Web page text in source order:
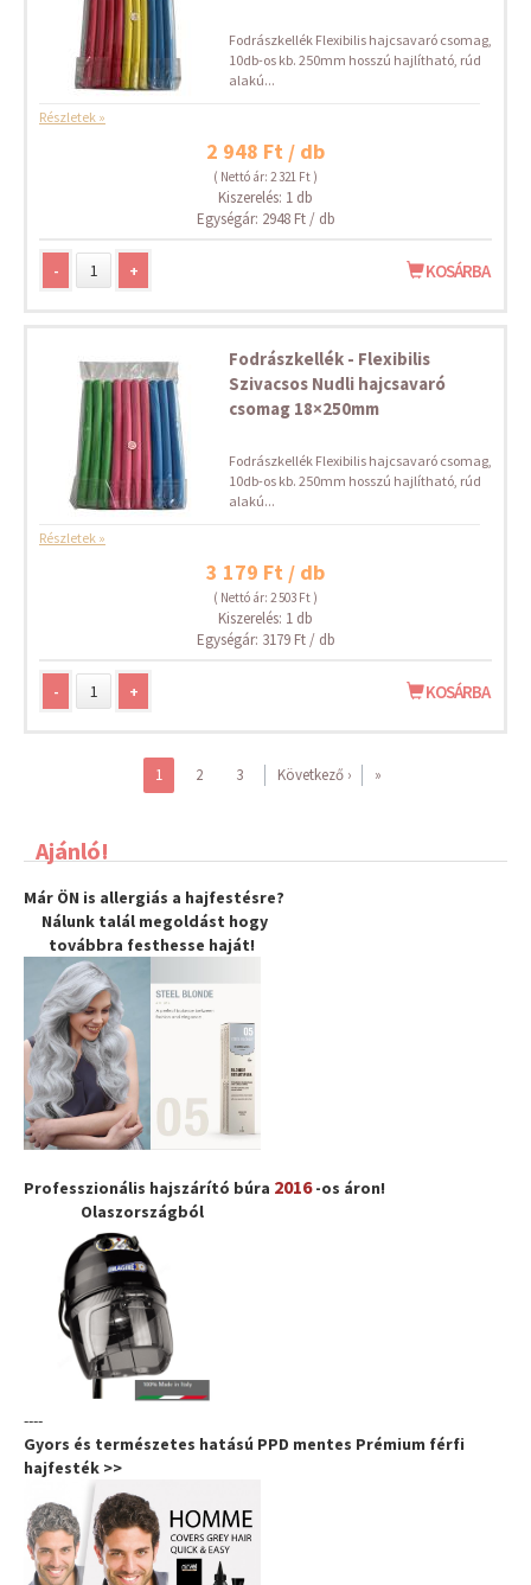
Fodrászkellék Flexibilis hajcsavaró csomag,
10db-os kb. 250mm hosszú hajlítható, rúd
alakú...
Részletek »
2 948 Ft / db
( Nettó ár: 2 321 Ft )
Kiszerelés: 1 db
Egységár: 2948 Ft / db
- + KOSÁRBA
Fodrászkellék - Flexibilis
Szivacsos Nudli hajcsavaró
csomag 18×250mm
Fodrászkellék Flexibilis hajcsavaró csomag,
10db-os kb. 250mm hosszú hajlítható, rúd
alakú...
Részletek »
3 179 Ft / db
( Nettó ár: 2 503 Ft )
Kiszerelés: 1 db
Egységár: 3179 Ft / db
- + KOSÁRBA
1 2 3 Következő › »
Ajánló!
Már ÖN is allergiás a hajfestésre?
Nálunk talál megoldást hogy
továbbra festhesse haját!
Professzionális hajszárító búra 2016-os áron!
Olaszországból
----
Gyors és természetes hatású PPD mentes Prémium férfi
hajfesték >>